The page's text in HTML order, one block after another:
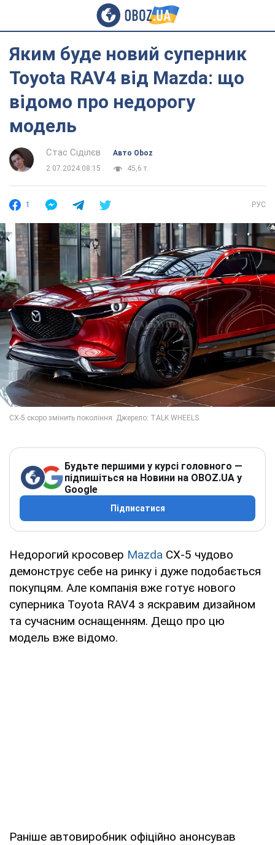
Яким буде новий суперник
Toyota RAV4 від Mazda: що
відомо про недорогу
модель
Стас Сіділєв
Авто Oboz
2.07.2024 08:15
45,6 т.
1 РУС
Будьте першими у курсі головного —
підпишіться на Новини на OBOZ.UA у
Google
Підписатися
Недорогий кросовер Mazda CX-5 чудово
демонструє себе на ринку і дуже подобається
покупцям. Але компанія вже готує нового
суперника Toyota RAV4 з яскравим дизайном
та сучасним оснащенням. Дещо про цю
модель вже відомо.
Раніше автовиробник офіційно анонсував